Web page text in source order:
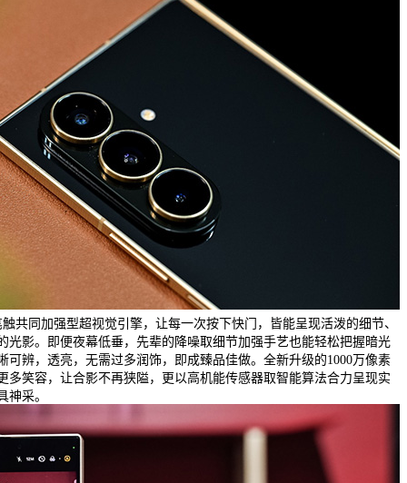
共同加强型超视觉引擎，让每一次按下快门，皆能呈现活泼的细节、
光影。即便夜幕低垂，先辈的降噪取细节加强手艺也能轻松把握暗光
可辨，透亮，无需过多润饰，即成臻品佳做。全新升级的1000万像素
多笑容，让合影不再狭隘，更以高机能传感器取智能算法合力呈现实
神采。